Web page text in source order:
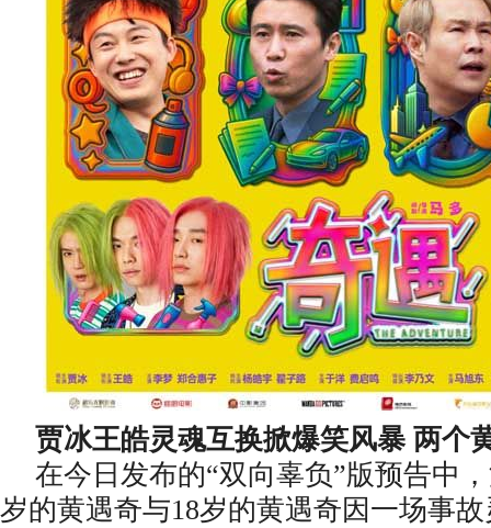
贾冰王皓灵魂互换掀爆笑风暴 两个
在今日发布的“双向辜负”版预告中
岁的黄遇奇与18岁的黄遇奇因一场事